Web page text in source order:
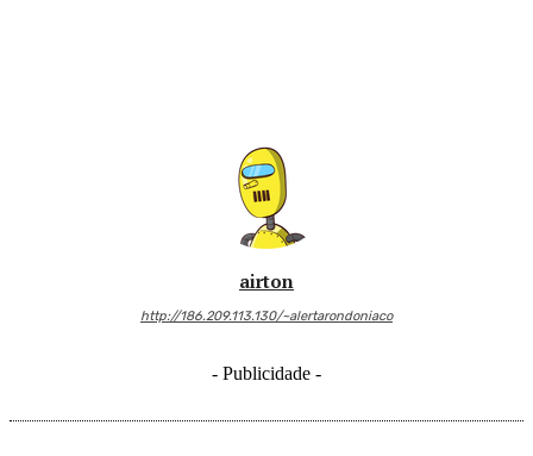
airton
http://186.209.113.130/~alertarondoniaco
- Publicidade -